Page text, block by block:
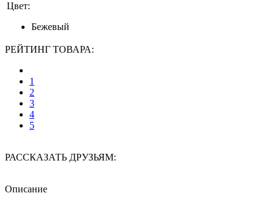
Цвет:
Бежевый
РЕЙТИНГ ТОВАРА:
1
2
3
4
5
РАССКАЗАТЬ ДРУЗЬЯМ:
Описание